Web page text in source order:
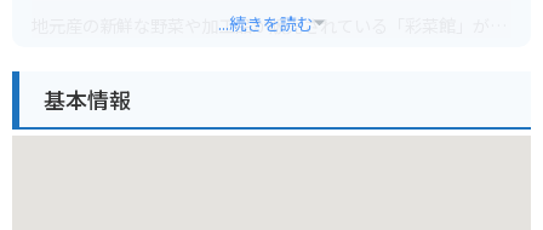
地元産の新鮮な野菜や加工品が販売されている「彩菜館」が人
すめです。
...続きを読む
基本情報